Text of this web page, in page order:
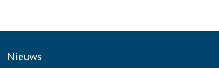
Nieuws